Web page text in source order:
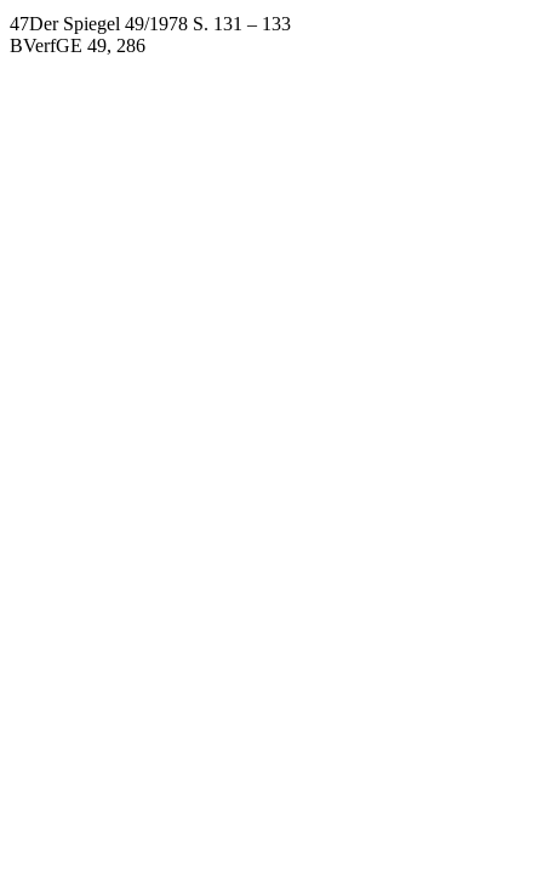
47Der Spiegel 49/1978 S. 131 – 133
BVerfGE 49, 286